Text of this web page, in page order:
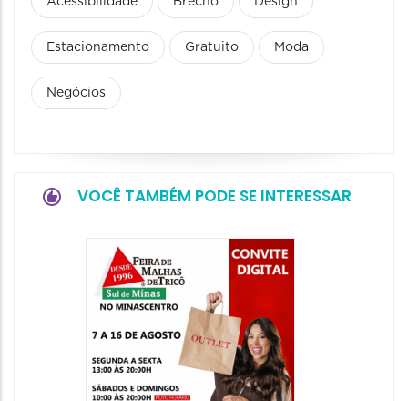
Estacionamento Gratuito Moda
Negócios
VOCÊ TAMBÉM PODE SE INTERESSAR